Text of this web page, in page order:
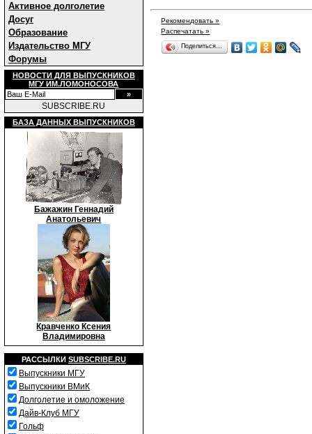
Активное долголетие
Досуг
Образование
Издательство МГУ
Форумы
НОВОСТИ ДЛЯ ВЫПУСКНИКОВ
МГУ ИМ.ЛОМОНОСОВА
SUBSCRIBE.RU
БАЗА ДАННЫХ ВЫПУСКНИКОВ
Бажажин Геннадий
Анатольевич
Кравченко Ксения
Владимировна
РАССЫЛКИ SUBSCRIBE.RU
Выпускники МГУ
Выпускники ВМиК
Долголетие и омоложение
Дайв-Клуб МГУ
Гольф
Рекомендовать »
Распечатать »
Поделиться…